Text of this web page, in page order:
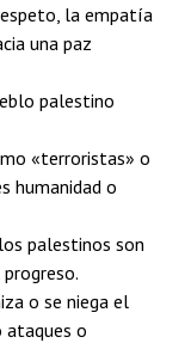
la empatía
una paz
palestino
«terroristas» o
humanidad o
palestinos son
o se niega el
o